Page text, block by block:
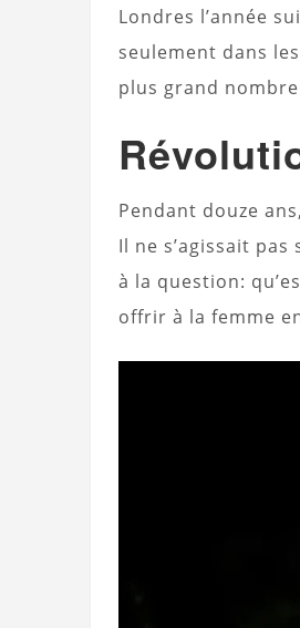
Londres l’année
seulement dans
plus grand
Pendant douze
Il ne s’agissait
à la question:
offrir à la femme